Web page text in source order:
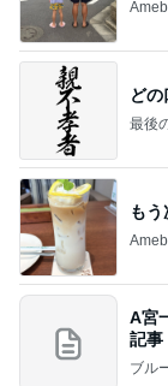
どの
最後
も
A宮
記事
ブル